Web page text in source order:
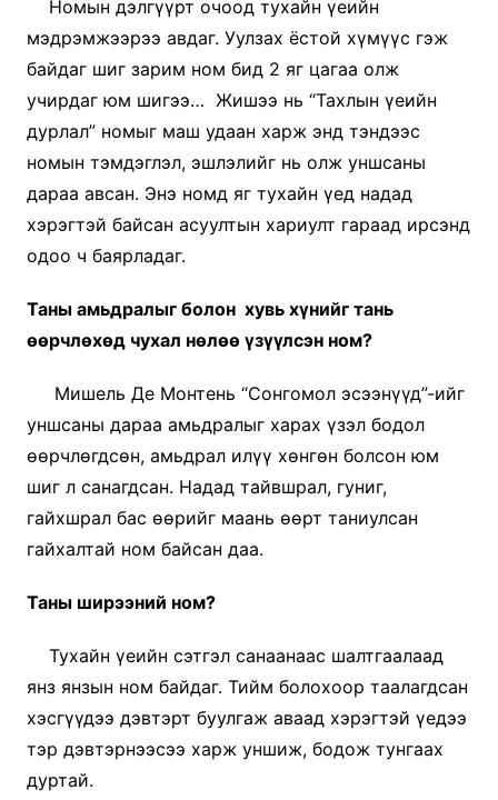
Номын дэлгүүрт очоод тухайн үеийн
мэдрэмжээрээ авдаг. Уулзах ёстой хүмүүс гэж
байдаг шиг зарим ном бид 2 яг цагаа олж
учирдаг юм шигээ… Жишээ нь “Тахлын үеийн
дурлал” номыг маш удаан харж энд тэндээс
номын тэмдэглэл, эшлэлийг нь олж уншсаны
дараа авсан. Энэ номд яг тухайн үед надад
хэрэгтэй байсан асуултын хариулт гараад ирсэнд
одоо ч баярладаг.
Таны амьдралыг болон хувь хүнийг тань
өөрчлөхөд чухал нөлөө үзүүлсэн ном?
Мишель Де Монтень “Сонгомол эсээнүүд”-ийг
уншсаны дараа амьдралыг харах үзэл бодол
өөрчлөгдсөн, амьдрал илүү хөнгөн болсон юм
шиг л санагдсан. Надад тайвшрал, гуниг,
гайхшрал бас өөрийг маань өөрт таниулсан
гайхалтай ном байсан даа.
Таны ширээний ном?
Тухайн үеийн сэтгэл санаанаас шалтгаалаад
янз янзын ном байдаг. Тийм болохоор таалагдсан
хэсгүүдээ дэвтэрт буулгаж аваад хэрэгтэй үедээ
тэр дэвтэрнээсээ харж уншиж, бодож тунгаах
дуртай.